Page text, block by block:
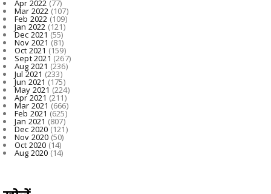
Apr 2022 (77)
Mar 2022(107)
Feb 2022 (109)
Jan 2022 (121)
Dec 2021 (55)
Nov 2021 (81)
Oct 2021 (159)
Sept 2021 (267)
Aug 2021 (236)
Jul 2021 (233)
Jun 2021(175)
May 2021(224)
Apr 2021 (211)
Mar 2021 (666)
Feb 2021 (625)
Jan 2021 (807)
Dec 2020(121)
Nov 2020 (50)
Oct 2020 (14)
Aug 2020(14)